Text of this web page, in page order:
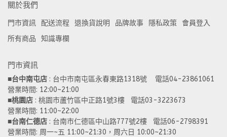
關於我們
門市資訊 配送流程 退換貨說明 品牌故事 隱私政策
會員登入
所有商品
知識專欄
門市資訊
■台中南屯店 : 台中市南屯區永春東路1318號    電話04-23861061
營業時間: 12:00~21:00
■桃園店 : 桃園市蘆竹區中正路1號3樓   電話03-3223673
營業時間: 11:00~22:00
■台南仁德店 : 台南市仁德區中山路777號2樓   電話06-2798391
營業時間: 周一~五 11:00~21:30，周六日 10:00~21:30